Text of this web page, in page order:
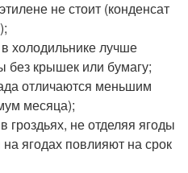
не стоит (конденсат
холодильнике лучше
без крышек или бумагу;
отличаются меньшим
месяца);
гроздьях, не отделяя ягоды
ягодах повлияют на срок